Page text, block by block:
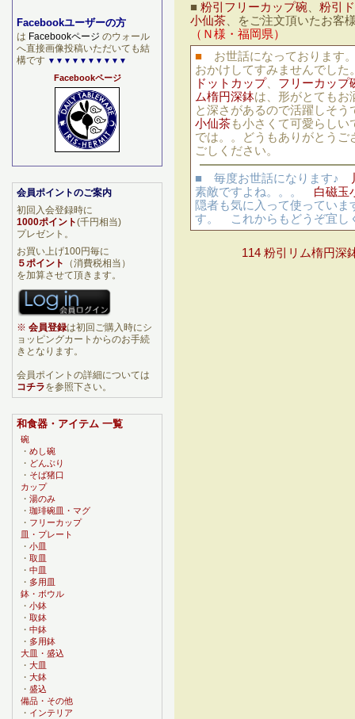
■ 粉引フリーカップ碗
粉引
小仙茶 、をご注文頂いたお
（Ｎ様・福岡県）
■ お世話になっております
おかけしてすみませんでし
ドットカップ、 フリーカップ
ム楕円深鉢は、形がとても
と深さがあるので活躍しそ
小仙茶も小さくて可愛らしい
では。。どうもありがとう
ごしください。
■ 毎度お世話になります♪
素敵ですよね。。。 白磁玉
隠者も気に入って使ってい
す。 これからもどうぞ宜し
114 粉引リム楕円深
Facebookユーザーの方
は Facebookページ のウォール
へ直接画像投稿いただいても結
構です ▼▼▼▼▼▼▼▼▼▼
Facebookページ
会員ポイントのご案内
初回入会登録時に
1000ポイント(千円相当)
プレゼント。
お買い上げ100円毎に
５ポイント
（消費税相当）
を加算させて頂きます。
※ 会員登録は初回ご購入時にシ
ョッピングカートからのお手続
きとなります。
会員ポイントの詳細については
コチラを参照下さい。
和食器・アイテム 一覧
碗
・ めし碗
・ どんぶり
・ そば猪口
カップ
・ 湯のみ
・ 珈琲碗皿・マグ
・ フリーカップ
皿・プレート
・ 小皿
・ 取皿
・ 中皿
・ 多用皿
鉢・ボウル
・ 小鉢
・ 取鉢
・ 中鉢
・ 多用鉢
大皿・盛込
・ 大皿
・ 大鉢
・ 盛込
備品・その他
・ インテリア